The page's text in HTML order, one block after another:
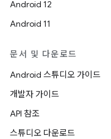
Android 12
Android 11
문서 및 다운로드
Android 스튜디오 가이드
개발자 가이드
API 참조
스튜디오 다운로드